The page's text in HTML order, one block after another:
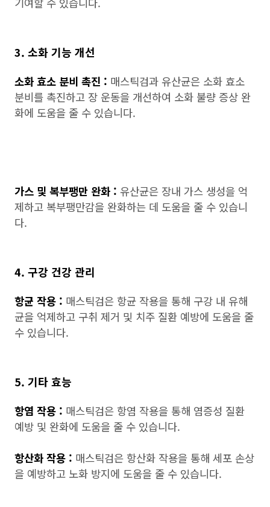
3. 소화 기능 개선
소화 효소 분비 촉진 : 매스틱검과 유산균은 소화 효소
분비를 촉진하고 장 운동을 개선하여 소화 불량 증상 완
화에 도움을 줄 수 있습니다.
가스 및 복부팽만 완화 : 유산균은 장내 가스 생성을 억
제하고 복부팽만감을 완화하는 데 도움을 줄 수 있습니
다.
4. 구강 건강 관리
항균 작용 : 매스틱검은 항균 작용을 통해 구강 내 유해
균을 억제하고 구취 제거 및 치주 질환 예방에 도움을 줄
수 있습니다.
5. 기타 효능
항염 작용 : 매스틱검은 항염 작용을 통해 염증성 질환
예방 및 완화에 도움을 줄 수 있습니다.
항산화 작용 : 매스틱검은 항산화 작용을 통해 세포 손상
을 예방하고 노화 방지에 도움을 줄 수 있습니다.